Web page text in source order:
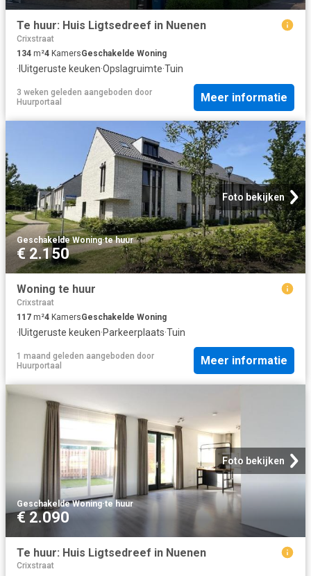
Te huur: Huis Ligtsedreef in Nuenen
Crixstraat
134 m²4 KamersGeschakelde Woning
· IUitgeruste keuken·Opslagruimte·Tuin
3 weken geleden aangeboden door
Huurportaal
Meer informatie
Foto bekijken
Geschakelde Woning·te huur
€ 2.150
Woning te huur
Crixstraat
117 m²4 KamersGeschakelde Woning
· IUitgeruste keuken·Parkeerplaats·Tuin
1 maand geleden aangeboden door
Huurportaal
Meer informatie
Foto bekijken
Geschakelde Woning·te huur
€ 2.090
Te huur: Huis Ligtsedreef in Nuenen
Crixstraat